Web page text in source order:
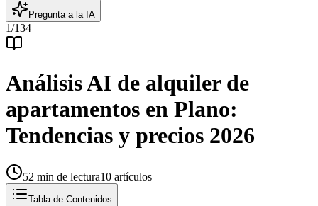
Pregunta a la IA
1/134
Análisis AI de alquiler de
apartamentos en Plano:
Tendencias y precios 2026
52 min de lectura10 artículos
Tabla de Contenidos